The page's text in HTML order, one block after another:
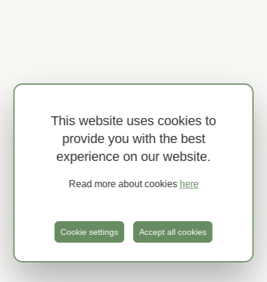
This website uses cookies to
provide you with the best
experience on our website.
Read more about cookies here
Cookie settings Accept all cookies
250 g